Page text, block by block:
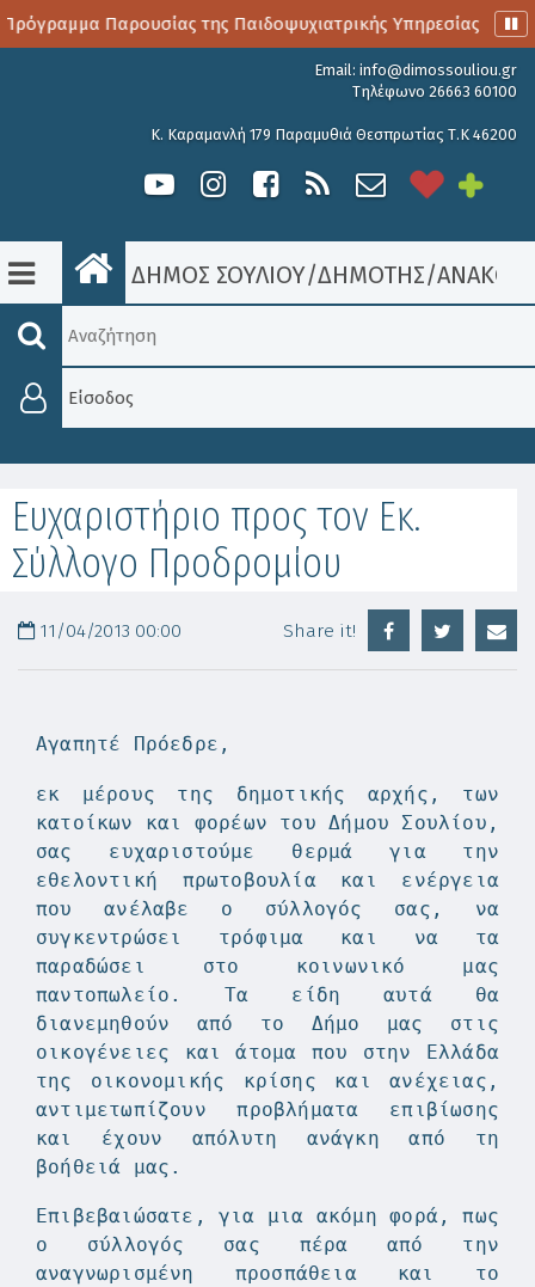
Παρουσίας της Παιδοψυχιατρικής Υπηρεσίας
Email: info@dimossouliou.gr
Τηλέφωνο 26663 60100
Κ. Καραμανλή 179 Παραμυθιά Θεσπρωτίας Τ.Κ 46200
ΔΗΜΟΣ ΣΟΥΛΙΟΥ/ΔΗΜΟΤΗΣ/
Είσοδος
Ευχαριστήριο προς τον Εκ.
Σύλλογο Προδρομίου
11/04/2013 00:00 Share it!
Αγαπητέ Πρόεδρε,
εκ μέρους της δημοτικής αρχής, των
κατοίκων και φορέων του Δήμου Σουλίου,
σας ευχαριστούμε θερμά για την
εθελοντική πρωτοβουλία και ενέργεια
που ανέλαβε ο σύλλογός σας, να
συγκεντρώσει τρόφιμα και να τα
παραδώσει στο κοινωνικό μας
παντοπωλείο. Τα είδη αυτά θα
διανεμηθούν από το Δήμο μας στις
οικογένειες και άτομα που στην Ελλάδα
της οικονομικής κρίσης και ανέχειας,
αντιμετωπίζουν προβλήματα επιβίωσης
και έχουν απόλυτη ανάγκη από τη
βοήθειά μας.
Επιβεβαιώσατε, για μια ακόμη φορά, πως
ο σύλλογός σας πέρα από την
αναγνωρισμένη προσπάθεια και το